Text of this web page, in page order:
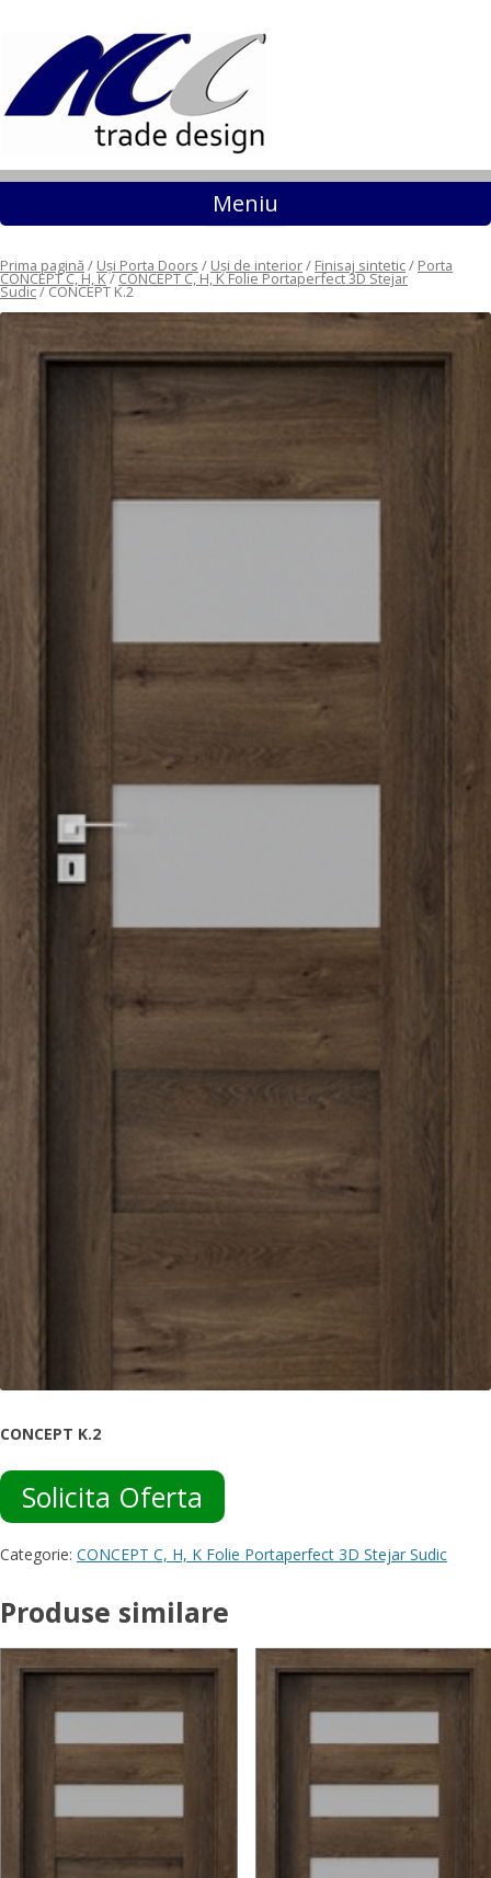
Meniu Sari la conținut
Prima pagină / Uși Porta Doors / Uși de interior/ Finisaj sintetic/ Porta
CONCEPT C, H, K/CONCEPT C, H, K Folie Portaperfect 3D Stejar
Sudic/ CONCEPT K.2
CONCEPT K.2
Solicita Oferta
Categorie: CONCEPT C, H, K Folie Portaperfect 3D Stejar Sudic
Produse similare